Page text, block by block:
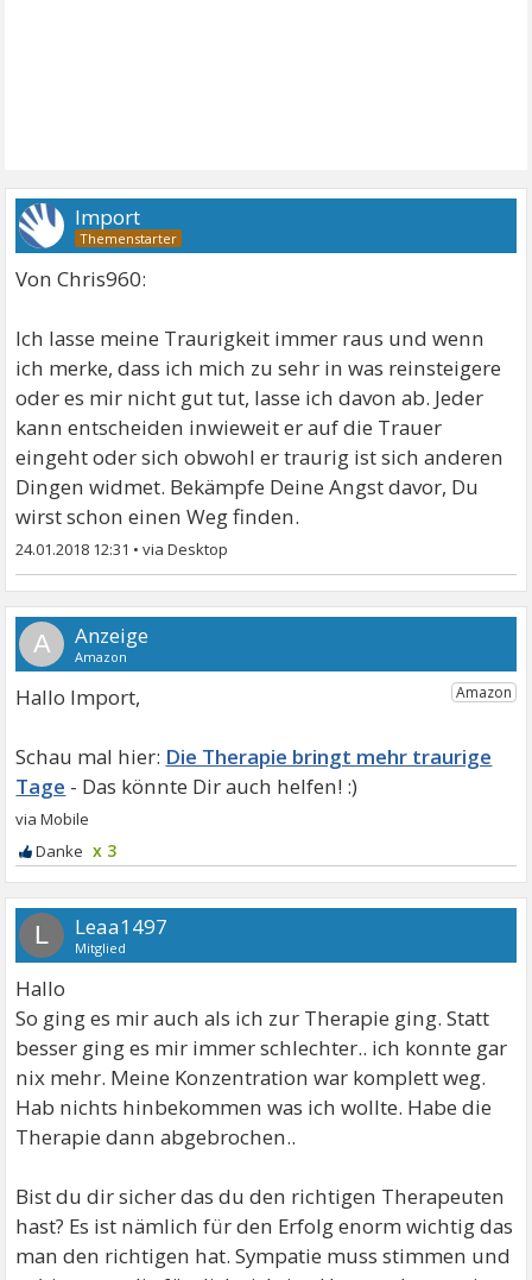
Import
Von Chris960:
Ich lasse meine Traurigkeit immer raus und wenn
ich merke, dass ich mich zu sehr in was reinsteigere
oder es mir nicht gut tut, lasse ich davon ab. Jeder
kann entscheiden inwieweit er auf die Trauer
eingeht oder sich obwohl er traurig ist sich anderen
Dingen widmet. Bekämpfe Deine Angst davor, Du
wirst schon einen Weg finden.
24.01.2018 12:31 •
A
Hallo Import,
Die Therapie bringt mehr traurige
Tage
x 3
L Leaa1497
Mitglied
Hallo
So ging es mir auch als ich zur Therapie ging. Statt
besser ging es mir immer schlechter.. ich konnte gar
nix mehr. Meine Konzentration war komplett weg.
Hab nichts hinbekommen was ich wollte. Habe die
Therapie dann abgebrochen..
Bist du dir sicher das du den richtigen Therapeuten
hast? Es ist nämlich für den Erfolg enorm wichtig das
man den richtigen hat. Sympatie muss stimmen und